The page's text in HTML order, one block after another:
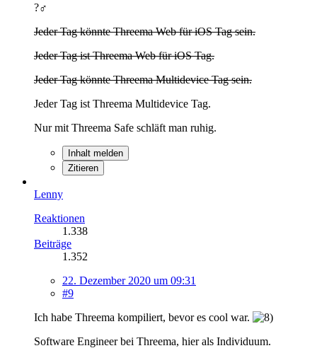
?‍♂️
Jeder Tag könnte Threema Web für iOS Tag sein.
Jeder Tag ist Threema Web für iOS Tag.
Jeder Tag könnte Threema Multidevice Tag sein.
Jeder Tag ist Threema Multidevice Tag.
Nur mit Threema Safe schläft man ruhig.
Inhalt melden
Zitieren
Lenny
Reaktionen
1.338
Beiträge
1.352
22. Dezember 2020 um 09:31
#9
Ich habe Threema kompiliert, bevor es cool war.
Software Engineer bei Threema, hier als Individuum.